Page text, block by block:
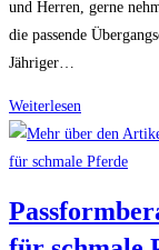
und Herren, gerne
die passende
Jähriger…
Weiterlesen
für
Warmblut